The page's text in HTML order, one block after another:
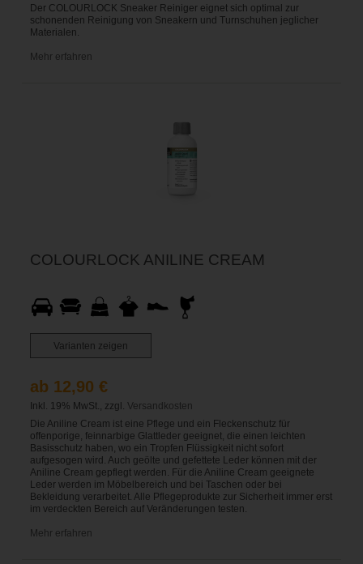
Der COLOURLOCK Sneaker Reiniger eignet sich optimal zur
schonenden Reinigung von Sneakern und Turnschuhen jeglicher
Materialen.
Mehr erfahren
COLOURLOCK ANILINE CREAM
Varianten zeigen
ab 12,90 €
Inkl. 19% MwSt., zzgl. Versandkosten
Die Aniline Cream ist eine Pflege und ein Fleckenschutz für
offenporige, feinnarbige Glattleder geeignet, die einen leichten
Basisschutz haben, wo ein Tropfen Flüssigkeit nicht sofort
aufgesogen wird. Auch geölte und gefettete Leder können mit der
Aniline Cream gepflegt werden. Für die Aniline Cream geeignete
Leder werden im Möbelbereich und bei Taschen oder bei
Bekleidung verarbeitet. Alle Pflegeprodukte zur Sicherheit immer erst
im verdeckten Bereich auf Veränderungen testen.
Mehr erfahren